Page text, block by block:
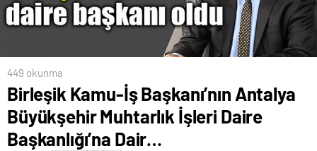
449 okunma
Birleşik Kamu-İş Başkanı’nın Antalya
Büyükşehir Muhtarlık İşleri Daire
Başkanlığı’na Dair…